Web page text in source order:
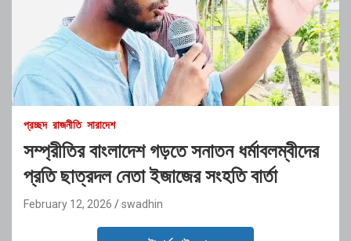
প্রচ্ছদ রাজনীতি সারাদেশ
সম্প্রীতির বাংলাদেশ গড়তে সনাতন ধর্মাবলম্বীদের
প্রতি ছাত্রদল নেতা ইজাজের সংহতি বার্তা
February 12, 2026 swadhin